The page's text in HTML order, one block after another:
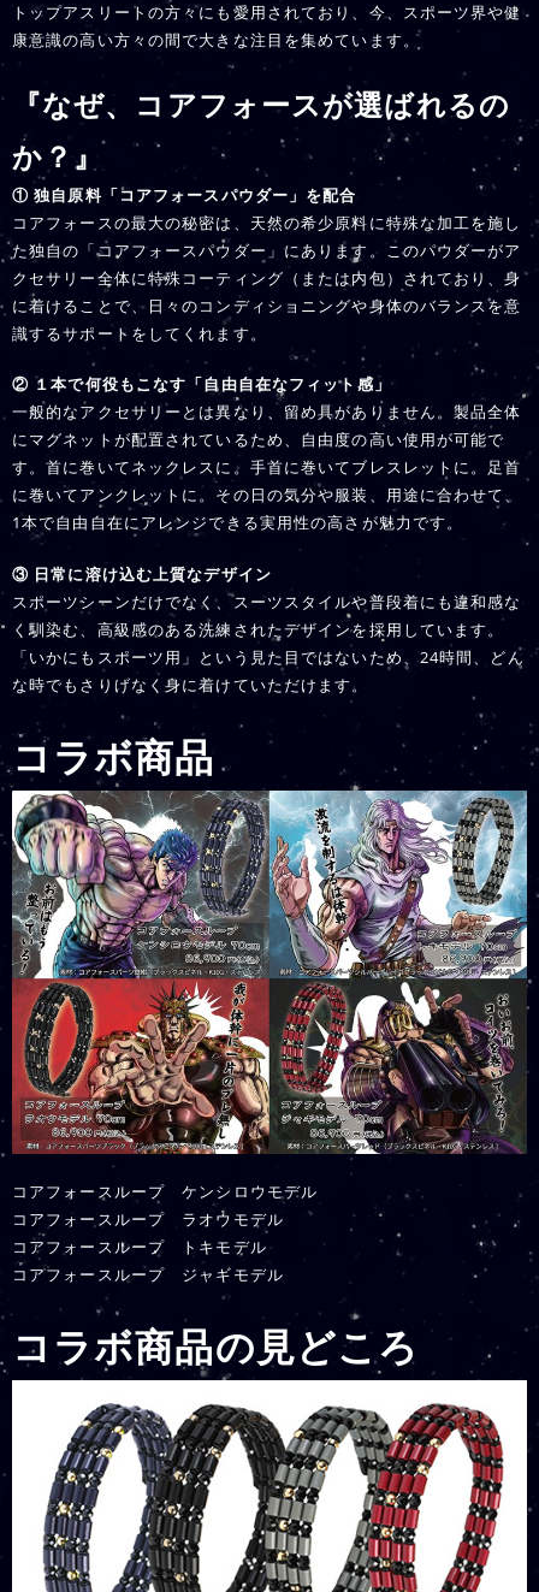
トップアスリートの方々にも愛用されており、今、スポーツ界や健
康意識の高い方々の間で大きな注目を集めています。
『なぜ、コアフォースが選ばれるの
か？』
① 独自原料「コアフォースパウダー」を配合
コアフォースの最大の秘密は、天然の希少原料に特殊な加工を施し
た独自の「コアフォースパウダー」にあります。このパウダーがア
クセサリー全体に特殊コーティング（または内包）されており、身
に着けることで、日々のコンディショニングや身体のバランスを意
識するサポートをしてくれます。
② １本で何役もこなす「自由自在なフィット感」
一般的なアクセサリーとは異なり、留め具がありません。製品全体
にマグネットが配置されているため、自由度の高い使用が可能で
す。首に巻いてネックレスに。手首に巻いてブレスレットに。足首
に巻いてアンクレットに。その日の気分や服装、用途に合わせて、
1本で自由自在にアレンジできる実用性の高さが魅力です。
③ 日常に溶け込む上質なデザイン
スポーツシーンだけでなく、スーツスタイルや普段着にも違和感な
く馴染む、高級感のある洗練されたデザインを採用しています。
「いかにもスポーツ用」という見た目ではないため、24時間、どん
な時でもさりげなく身に着けていただけます。
コラボ商品
コアフォースループ ケンシロウモデル
コアフォースループ ラオウモデル
コアフォースループ トキモデル
コアフォースループ ジャギモデル
コラボ商品の見どころ